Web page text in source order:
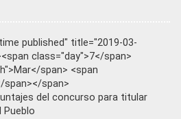
published" title="2019-03-
class="day">7</span>
span> <span
span></span>
del concurso para titular
Pueblo